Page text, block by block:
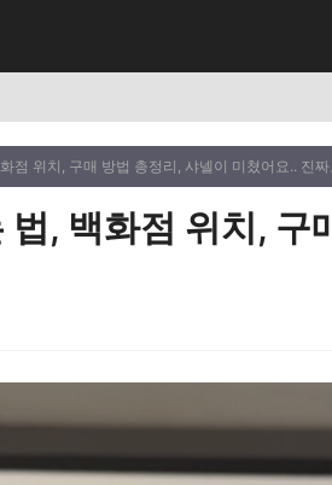
점 위치, 구매 방법 총정리, 샤넬이 미쳤어요.. 진짜
, 백화점 위치, 구